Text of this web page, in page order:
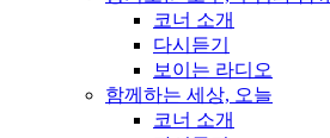
코너 소개
다시듣기
보이는 라디오
함께하는 세상, 오늘
코너 소개